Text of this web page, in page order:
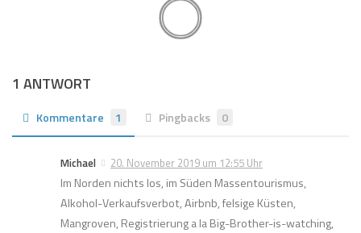
1 ANTWORT
Kommentare 1 Pingbacks 0
Michael 20. November 2019 um 12:55 Uhr
Im Norden nichts los, im Süden Massentourismus,
Alkohol-Verkaufsverbot, Airbnb, felsige Küsten,
Mangroven, Registrierung a la Big-Brother-is-watching,